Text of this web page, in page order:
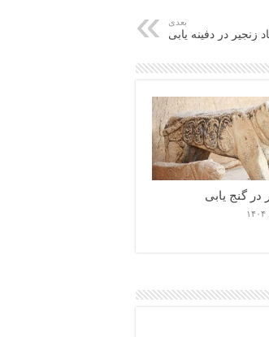
بعدی
زنجیر در دفینه یابی
در گنج یابی